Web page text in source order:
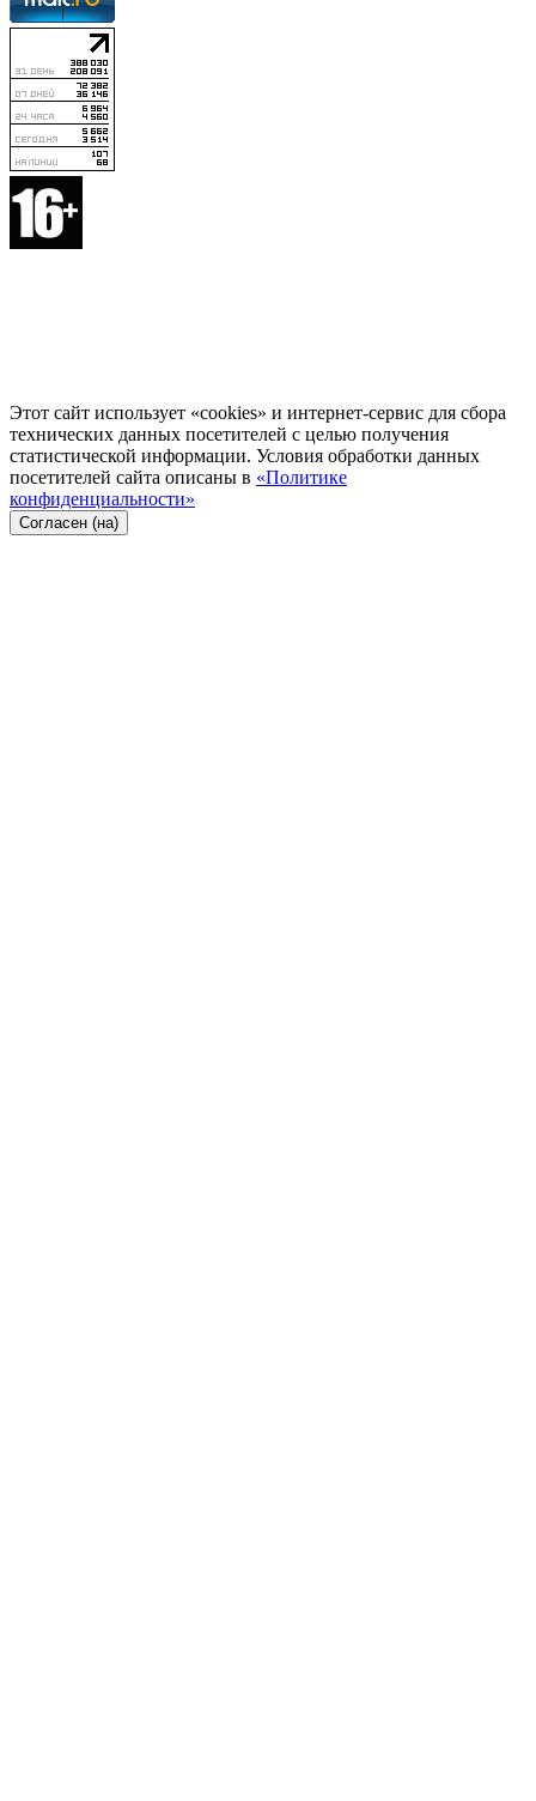
Этот сайт использует «cookies» и интернет-сервис для сбора
технических данных посетителей с целью получения
статистической информации. Условия обработки данных
посетителей сайта описаны в «Политике
конфиденциальности»
Согласен (на)